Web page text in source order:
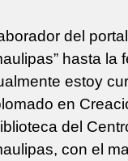
del
hasta la
estoy
en
del
con el